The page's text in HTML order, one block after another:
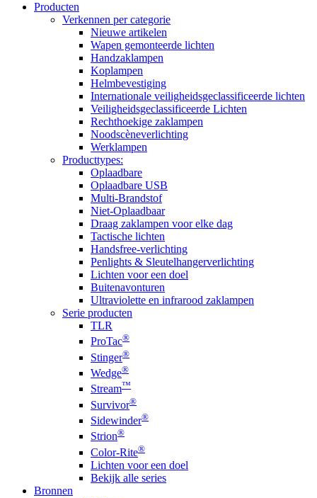
Producten
Verkennen per categorie
Nieuwe artikelen
Wapen gemonteerde lichten
Handzaklampen
Koplampen
Helmbevestiging
Internationale veiligheidsgeclassificeerde lichten
Veiligheidsgeclassificeerde Lichten
Rechthoekige zaklampen
Noodscèneverlichting
Werklampen
Producttypes:
Oplaadbare
Oplaadbare USB
Multi-Brandstof
Niet-Oplaadbaar
Draag zaklampen voor elke dag
Tactische lichten
Handsfree-verlichting
Penlights & Sleutelhangerverlichting
Lichten voor een doel
Buitenavonturen
Ultraviolette en infrarood zaklampen
Serie producten
TLR
ProTac®
Stinger®
Wedge®
Stream™
Survivor®
Sidewinder®
Strion®
Color-Rite®
Lichten voor een doel
Bekijk alle series
Bronnen